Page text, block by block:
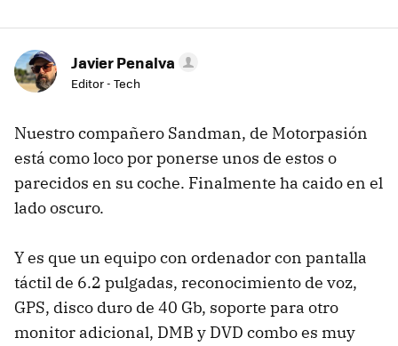
Javier Penalva
Editor - Tech
Nuestro compañero Sandman, de Motorpasión
está como loco por ponerse unos de estos o
parecidos en su coche. Finalmente ha caido en el
lado oscuro.
Y es que un equipo con ordenador con pantalla
táctil de 6.2 pulgadas, reconocimiento de voz,
GPS, disco duro de 40 Gb, soporte para otro
monitor adicional, DMB y DVD combo es muy